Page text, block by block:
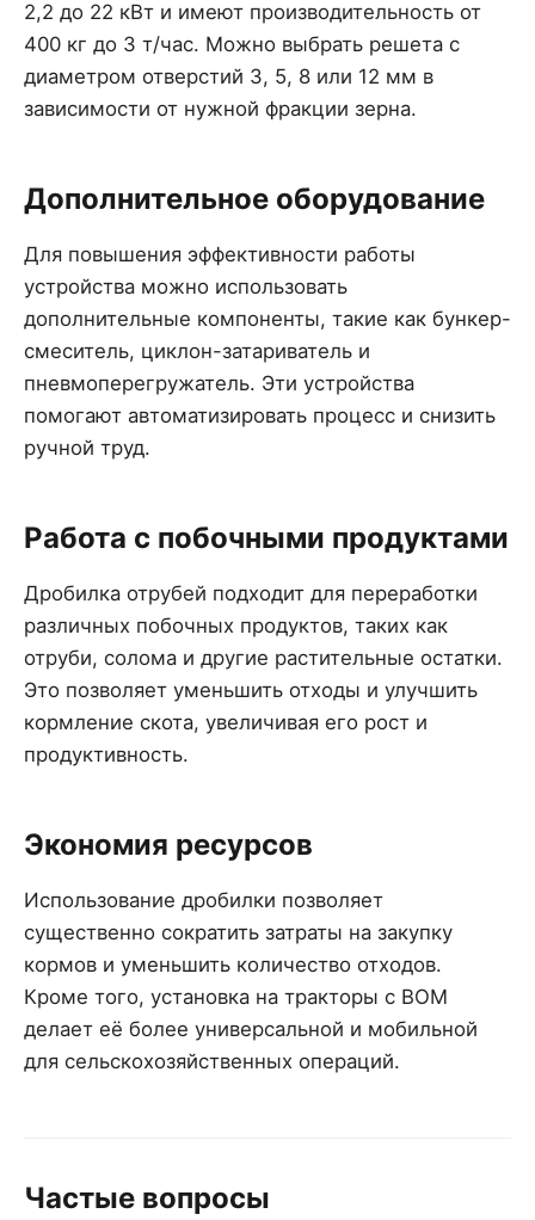
2,2 до 22 кВт и имеют производительность от
400 кг до 3 т/час. Можно выбрать решета с
диаметром отверстий 3, 5, 8 или 12 мм в
зависимости от нужной фракции зерна.
Дополнительное оборудование
Для повышения эффективности работы
устройства можно использовать
дополнительные компоненты, такие как бункер-
смеситель, циклон-затариватель и
пневмоперегружатель. Эти устройства
помогают автоматизировать процесс и снизить
ручной труд.
Работа с побочными продуктами
Дробилка отрубей подходит для переработки
различных побочных продуктов, таких как
отруби, солома и другие растительные остатки.
Это позволяет уменьшить отходы и улучшить
кормление скота, увеличивая его рост и
продуктивность.
Экономия ресурсов
Использование дробилки позволяет
существенно сократить затраты на закупку
кормов и уменьшить количество отходов.
Кроме того, установка на тракторы с ВОМ
делает её более универсальной и мобильной
для сельскохозяйственных операций.
Частые вопросы